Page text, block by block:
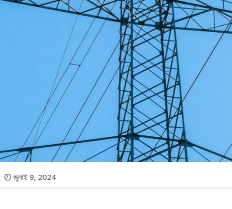
জুলাই 9, 2024